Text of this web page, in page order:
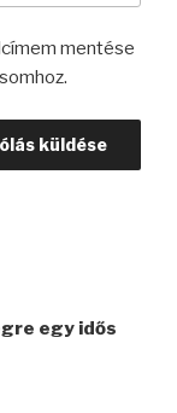
mentése
egy idős